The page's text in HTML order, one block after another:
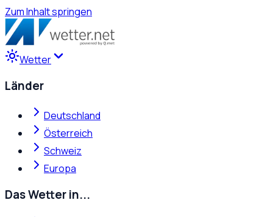
Zum Inhalt springen
Wetter
Länder
Deutschland
Österreich
Schweiz
Europa
Das Wetter in...